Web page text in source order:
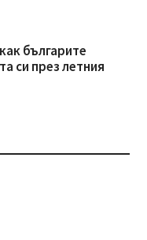
българите
си през летния